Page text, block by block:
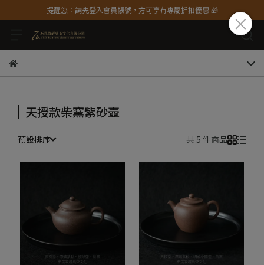
提醒您：請先登入會員帳號，方可享有專屬折扣優惠 🎁
天授款柴窯紫砂壺
預設排序 共 5 件商品